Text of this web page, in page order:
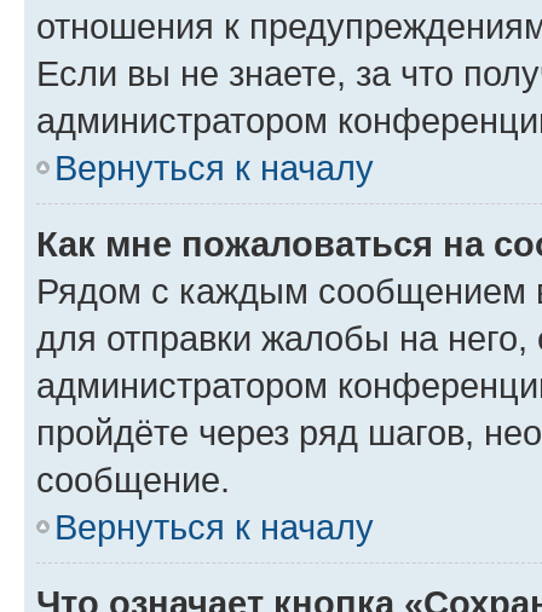
отношения к
Если вы не знаете, за что
администратором
Вернуться к началу
Как мне пожаловаться на
Рядом с каждым сообщением
для отправки жалобы на
администратором
пройдёте через ряд шагов,
сообщение.
Вернуться к началу
Что означает кнопка